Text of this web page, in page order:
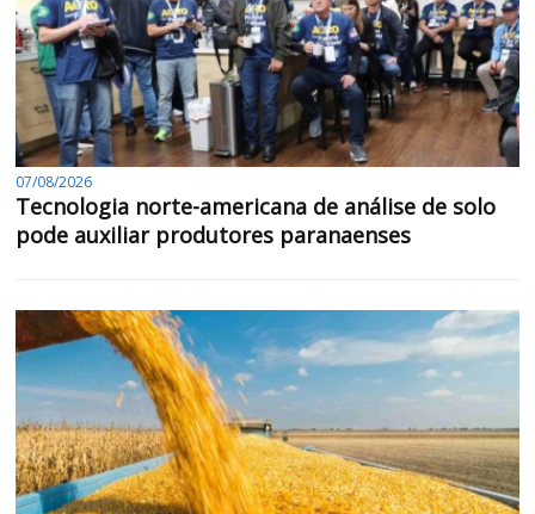
07/08/2026
Tecnologia norte-americana de análise de solo
pode auxiliar produtores paranaenses